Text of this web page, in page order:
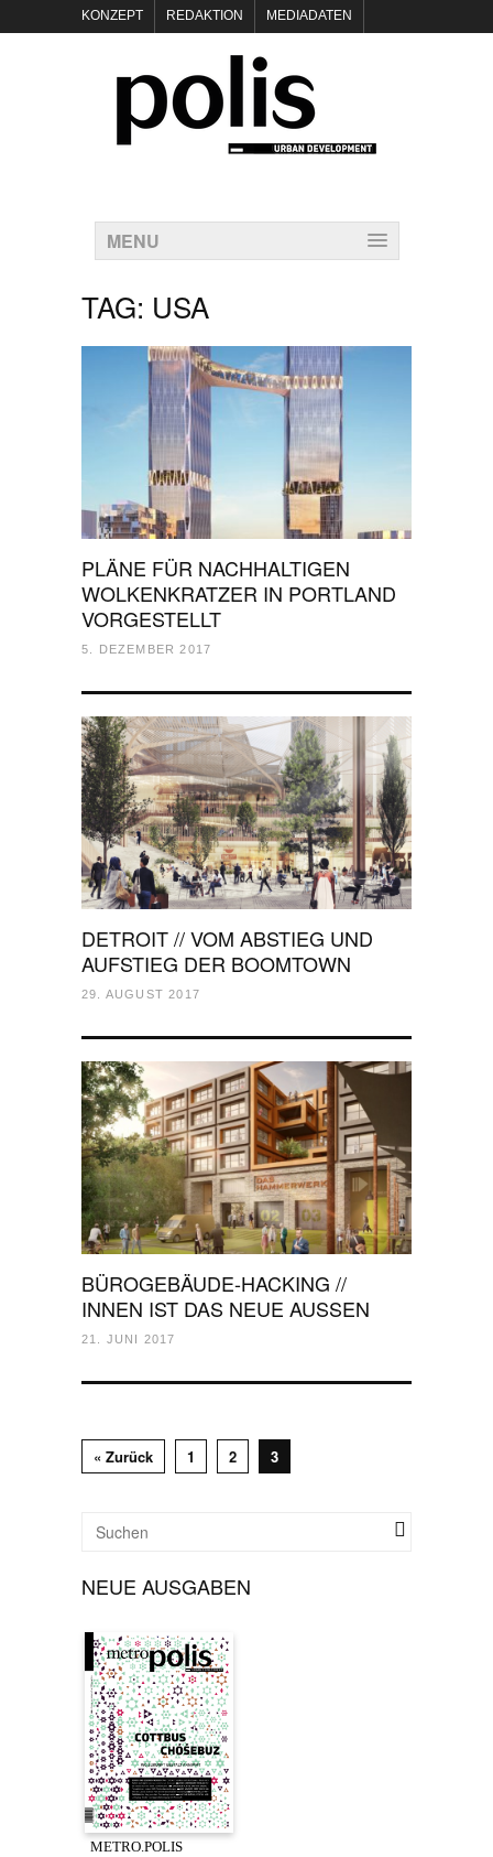
KONZEPT REDAKTION MEDIADATEN
POLIS KEYNOTES
KONTAKT DATENSCHUTZ IMPRESSUM
MENU
TAG: USA
PLÄNE FÜR NACHHALTIGEN
WOLKENKRATZER IN PORTLAND
VORGESTELLT
5. DEZEMBER 2017
DETROIT // VOM ABSTIEG UND
AUFSTIEG DER BOOMTOWN
29. AUGUST 2017
BÜROGEBÄUDE-HACKING //
INNEN IST DAS NEUE AUSSEN
21. JUNI 2017
« Zurück 1 2 3
NEUE AUSGABEN
METRO.POLIS